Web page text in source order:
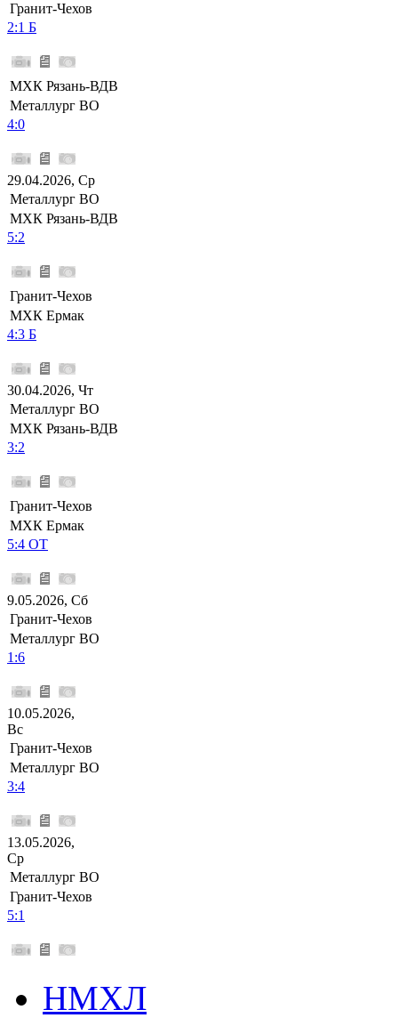
Гранит-Чехов
2:1 Б
МХК Рязань-ВДВ
Металлург ВО
4:0
29.04.2026, Ср
Металлург ВО
МХК Рязань-ВДВ
5:2
Гранит-Чехов
МХК Ермак
4:3 Б
30.04.2026, Чт
Металлург ВО
МХК Рязань-ВДВ
3:2
Гранит-Чехов
МХК Ермак
5:4 ОТ
9.05.2026, Сб
Гранит-Чехов
Металлург ВО
1:6
10.05.2026,
Вс
Гранит-Чехов
Металлург ВО
3:4
13.05.2026,
Ср
Металлург ВО
Гранит-Чехов
5:1
НМХЛ